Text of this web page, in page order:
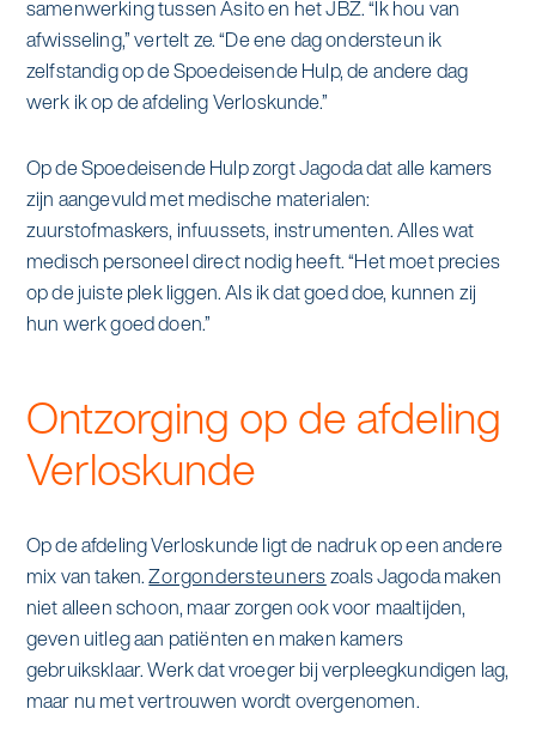
Offerte aanvragen
samenwerking tussen Asito en het JBZ. “Ik hou van
afwisseling,” vertelt ze. “De ene dag ondersteun ik
zelfstandig op de Spoedeisende Hulp, de andere dag
werk ik op de afdeling Verloskunde.”
Op de Spoedeisende Hulp zorgt Jagoda dat alle kamers
zijn aangevuld met medische materialen:
zuurstofmaskers, infuussets, instrumenten. Alles wat
medisch personeel direct nodig heeft. “Het moet precies
op de juiste plek liggen. Als ik dat goed doe, kunnen zij
hun werk goed doen.”
Ontzorging op de afdeling
Verloskunde
Op de afdeling Verloskunde ligt de nadruk op een andere
mix van taken.Zorgondersteunerszoals Jagoda maken
niet alleen schoon, maar zorgen ook voor maaltijden,
geven uitleg aan patiënten en maken kamers
gebruiksklaar. Werk dat vroeger bij verpleegkundigen lag,
maar nu met vertrouwen wordt overgenomen.